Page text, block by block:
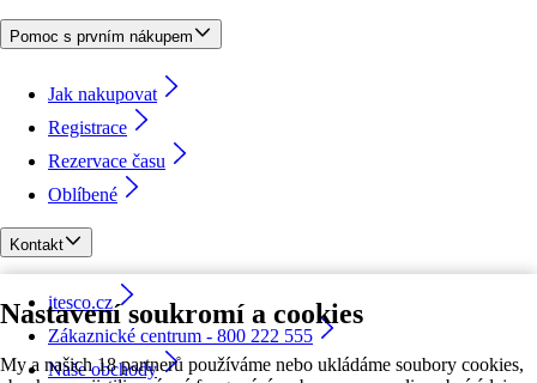
Nastavení soukromí a cookies
My a našich 18 partnerů používáme nebo ukládáme soubory cookies,
Pomoc s prvním nákupem
Jak nakupovat
Registrace
Rezervace času
Oblíbené
Kontakt
itesco.cz
Zákaznické centrum - 800 222 555
Naše obchody